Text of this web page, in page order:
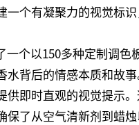
个有凝聚力的视觉标
个以150多种定制调色
背后的情感本质和故事
即时直观的视觉提示
了从空气清新剂到蜡